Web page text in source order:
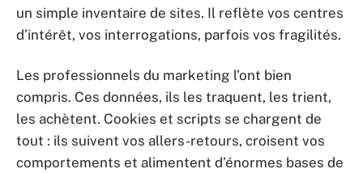
un simple inventaire de sites. Il reflète vos centres
d’intérêt, vos interrogations, parfois vos fragilités.
Les professionnels du marketing l’ont bien
compris. Ces données, ils les traquent, les trient,
les achètent. Cookies et scripts se chargent de
tout : ils suivent vos allers-retours, croisent vos
comportements et alimentent d’énormes bases de